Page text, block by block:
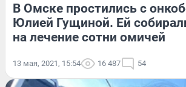
В Омске простились с
Юлией Гущиной. Ей
на лечение сотни омичей
13 мая, 2021, 15:54 16 487 54